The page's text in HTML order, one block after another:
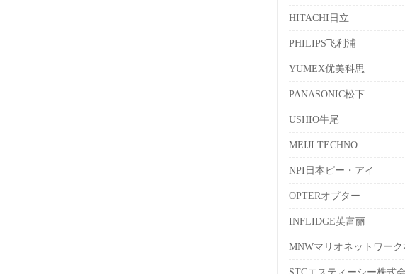
HITACHI日立
PHILIPS飞利浦
YUMEX优美科思
PANASONIC松下
USHIO牛尾
MEIJI TECHNO
NPI日本ピー・アイ
OPTERオプター
INFLIDGE英富丽
MNWマリオネットワーク